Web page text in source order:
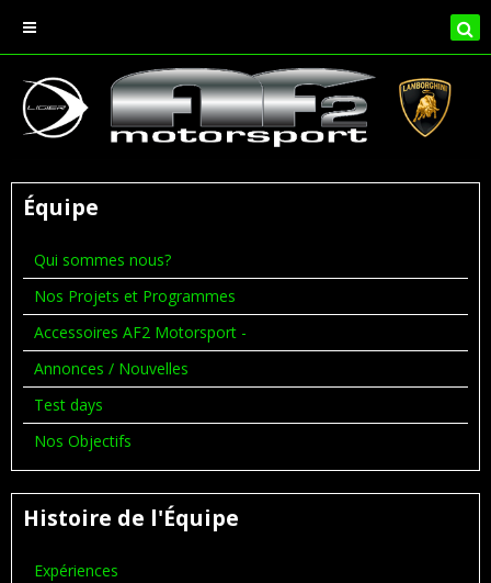
Équipe
Qui sommes nous?
Nos Projets et Programmes
Accessoires AF2 Motorsport -
Annonces / Nouvelles
Test days
Nos Objectifs
Histoire de l'Équipe
Expériences